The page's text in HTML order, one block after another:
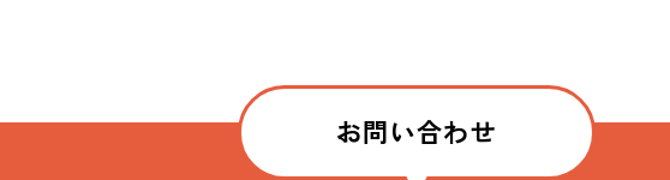
お問い合わせ